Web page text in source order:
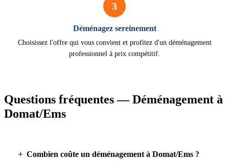
3
Déménagez sereinement
Choisissez l'offre qui vous convient et profitez d'un déménagement
professionnel à prix compétitif.
Questions fréquentes — Déménagement à
Domat/Ems
Combien coûte un déménagement à Domat/Ems ?